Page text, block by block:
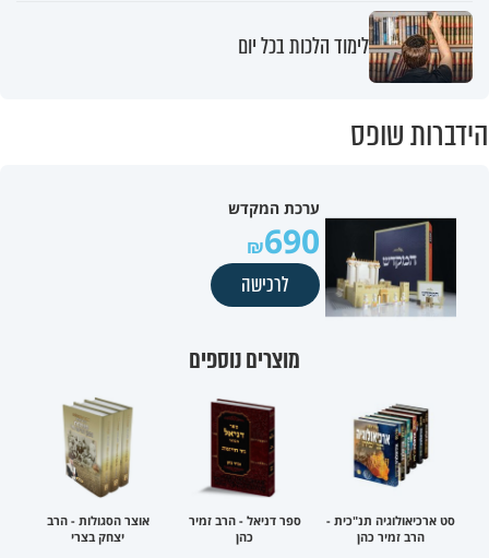
לימוד הלכות בכל יום
הידברות שופס
ערכת המקדש
690
לרכישה
מוצרים נוספים
סט ארכיאולוגיה תנ"כית -
הרב זמיר כהן
ספר דניאל - הרב זמיר
כהן
אוצר הסגולות - הרב
יצחק בצרי